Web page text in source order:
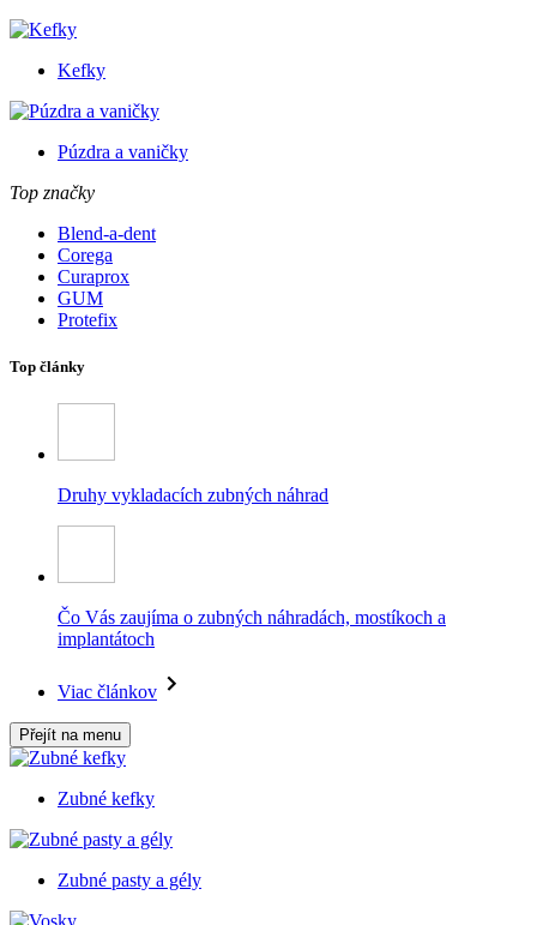
Kefky
Púzdra a vaničky
Top značky
Blend-a-dent
Corega
Curaprox
GUM
Protefix
Top články
Druhy vykladacích zubných náhrad
Čo Vás zaujíma o zubných náhradách, mostíkoch a
implantátoch
Viac článkov
Přejít na menu
Zubné kefky
Zubné pasty a gély